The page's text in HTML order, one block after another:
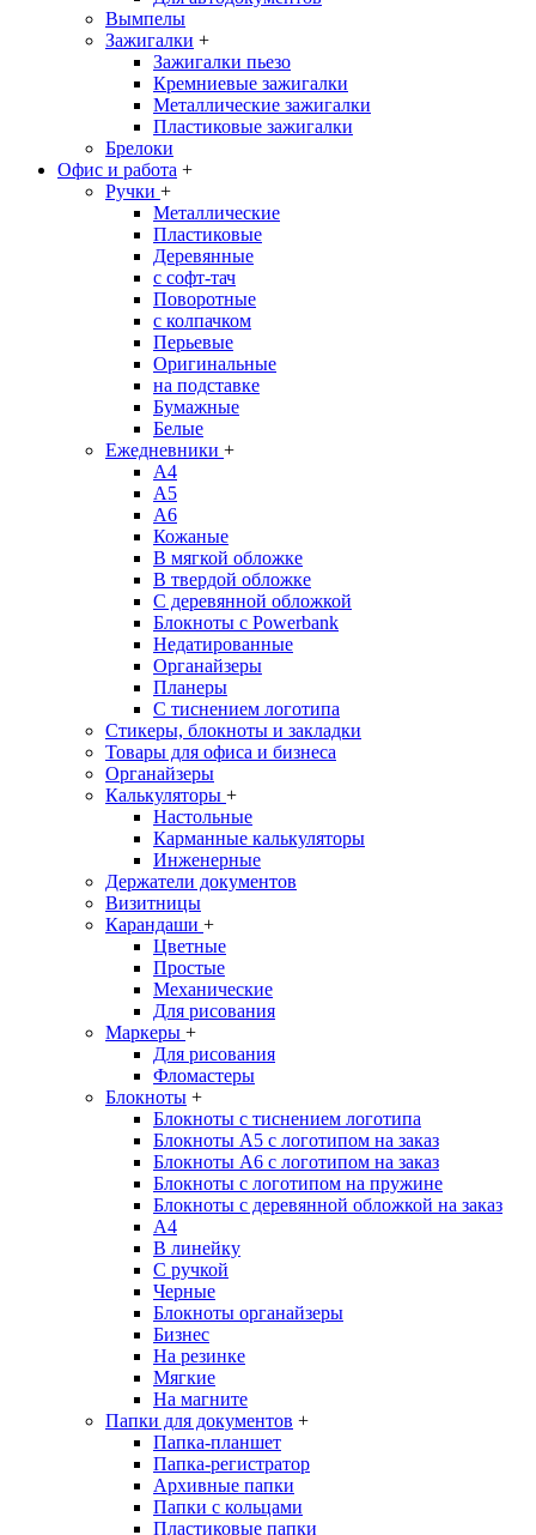
Вымпелы
Зажигалки +
Зажигалки пьезо
Кремниевые зажигалки
Металлические зажигалки
Пластиковые зажигалки
Брелоки
Офис и работа +
Ручки +
Металлические
Пластиковые
Деревянные
с софт-тач
Поворотные
с колпачком
Перьевые
Оригинальные
на подставке
Бумажные
Белые
Ежедневники +
A4
A5
A6
Кожаные
В мягкой обложке
В твердой обложке
С деревянной обложкой
Блокноты с Powerbank
Недатированные
Органайзеры
Планеры
С тиснением логотипа
Стикеры, блокноты и закладки
Товары для офиса и бизнеса
Органайзеры
Калькуляторы +
Настольные
Карманные калькуляторы
Инженерные
Держатели документов
Визитницы
Карандаши +
Цветные
Простые
Механические
Для рисования
Маркеры +
Для рисования
Фломастеры
Блокноты +
Блокноты с тиснением логотипа
Блокноты А5 с логотипом на заказ
Блокноты А6 с логотипом на заказ
Блокноты с логотипом на пружине
Блокноты с деревянной обложкой на заказ
A4
В линейку
С ручкой
Черные
Блокноты органайзеры
Бизнес
На резинке
Мягкие
На магните
Папки для документов +
Папка-планшет
Папка-регистратор
Архивные папки
Папки с кольцами
Пластиковые папки